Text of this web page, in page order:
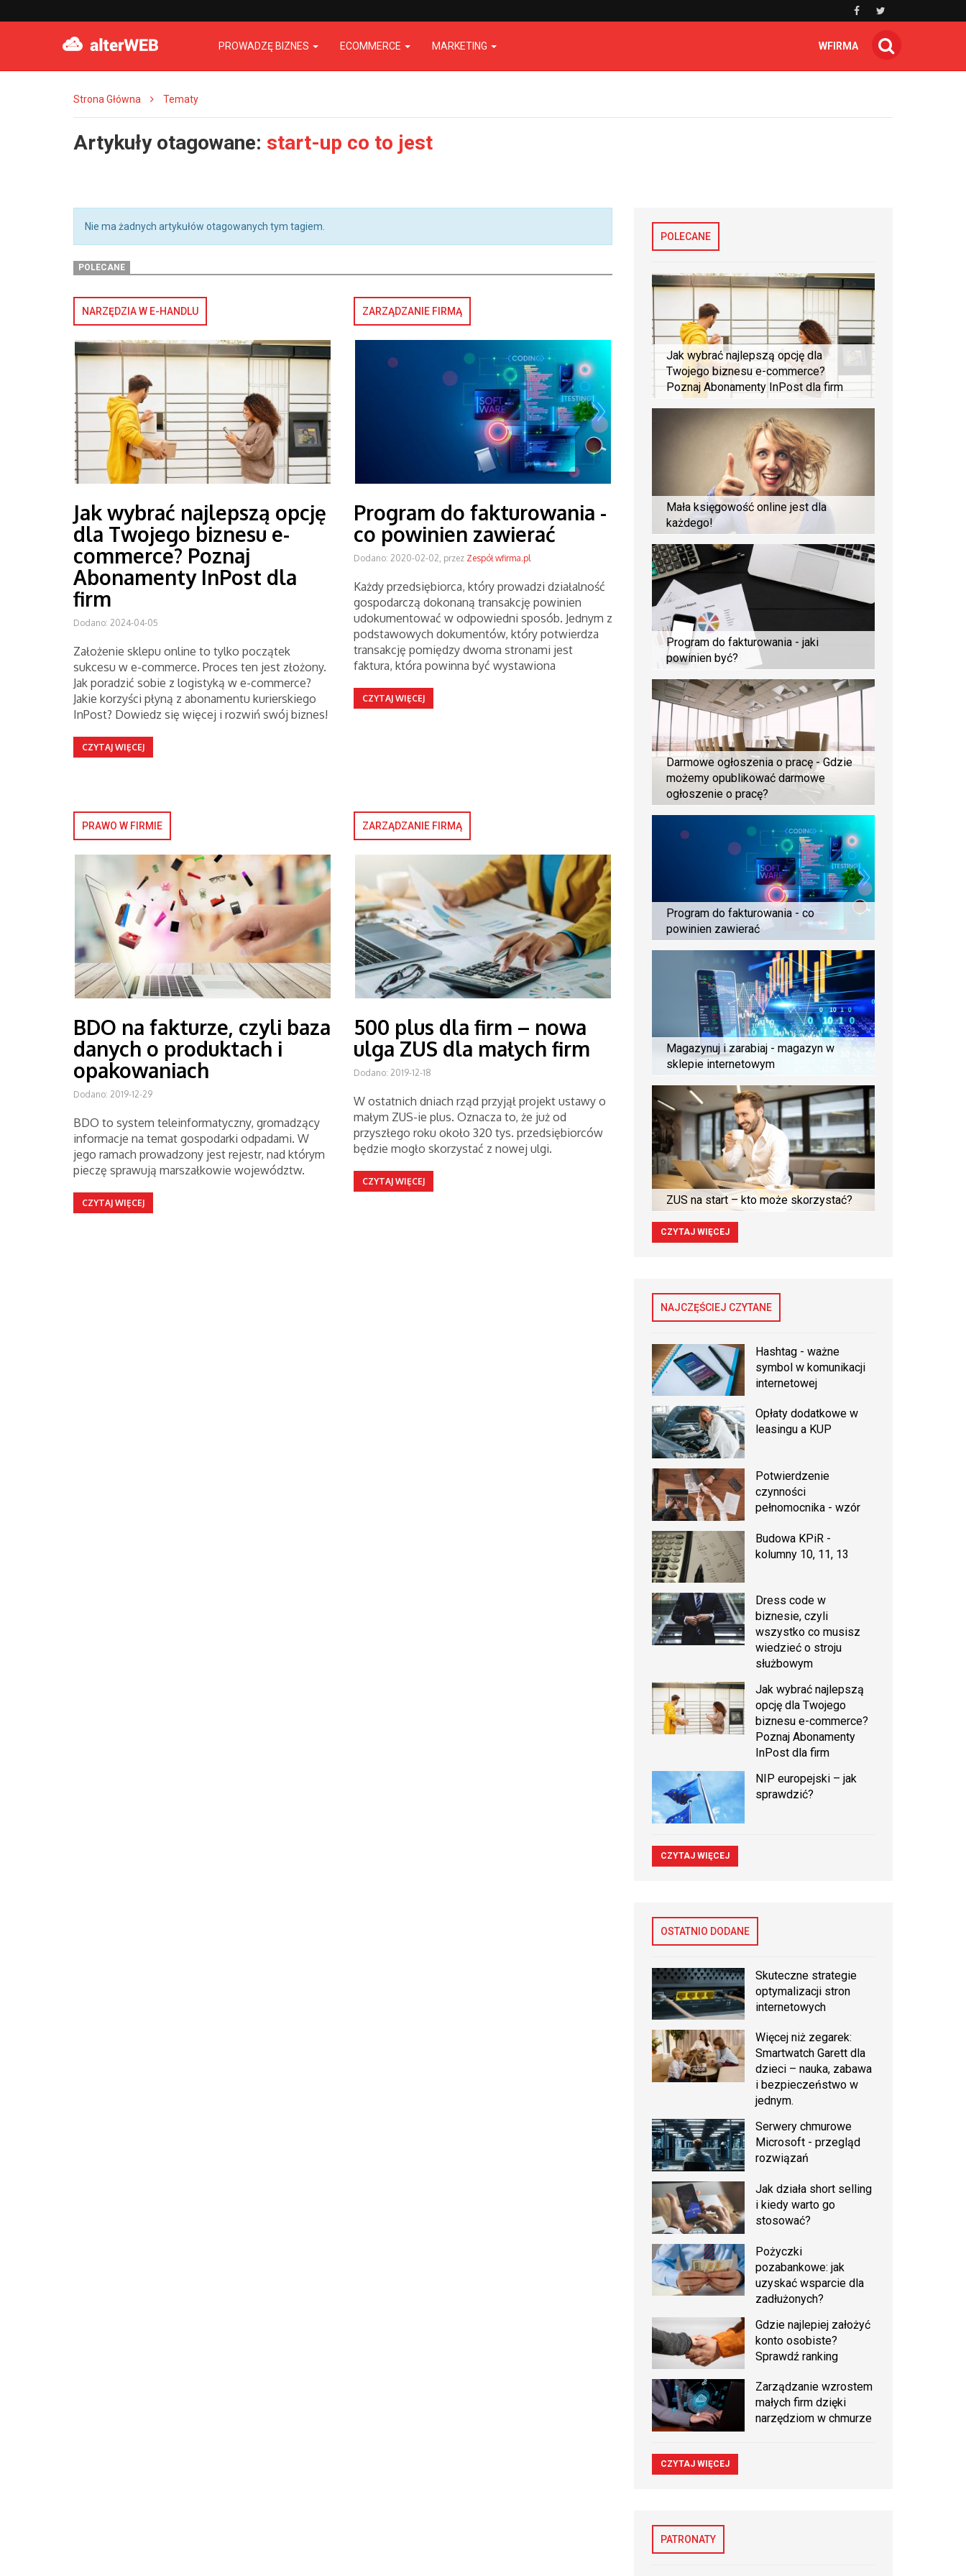
PROWADZĘ BIZNES ECOMMERCE MARKETING WFIRMA
Strona Główna Tematy
Artykuły otagowane: start-up co to jest
Nie ma żadnych artykułów otagowanych tym tagiem.
POLECANE
NARZĘDZIA W E-HANDLU
Jak wybrać najlepszą opcję
dla Twojego biznesu e-
commerce? Poznaj
Abonamenty InPost dla
firm
Dodano: 2024-04-05
Założenie sklepu online to tylko początek
sukcesu w e-commerce. Proces ten jest złożony.
Jak poradzić sobie z logistyką w e-commerce?
Jakie korzyści płyną z abonamentu kurierskiego
InPost? Dowiedz się więcej i rozwiń swój biznes!
CZYTAJ WIĘCEJ
ZARZĄDZANIE FIRMĄ
Program do fakturowania -
co powinien zawierać
Dodano: 2020-02-02, przez Zespół wfirma.pl
Każdy przedsiębiorca, który prowadzi działalność
gospodarczą dokonaną transakcję powinien
udokumentować w odpowiedni sposób. Jednym z
podstawowych dokumentów, który potwierdza
transakcję pomiędzy dwoma stronami jest
faktura, która powinna być wystawiona
CZYTAJ WIĘCEJ
PRAWO W FIRMIE
BDO na fakturze, czyli baza
danych o produktach i
opakowaniach
Dodano: 2019-12-29
BDO to system teleinformatyczny, gromadzący
informacje na temat gospodarki odpadami. W
jego ramach prowadzony jest rejestr, nad którym
pieczę sprawują marszałkowie województw.
CZYTAJ WIĘCEJ
ZARZĄDZANIE FIRMĄ
500 plus dla firm – nowa
ulga ZUS dla małych firm
Dodano: 2019-12-18
W ostatnich dniach rząd przyjął projekt ustawy o
małym ZUS-ie plus. Oznacza to, że już od
przyszłego roku około 320 tys. przedsiębiorców
będzie mogło skorzystać z nowej ulgi.
CZYTAJ WIĘCEJ
POLECANE
Jak wybrać najlepszą opcję dla
Twojego biznesu e-commerce?
Poznaj Abonamenty InPost dla firm
Mała księgowość online jest dla
każdego!
Program do fakturowania - jaki
powinien być?
Darmowe ogłoszenia o pracę - Gdzie
możemy opublikować darmowe
ogłoszenie o pracę?
Program do fakturowania - co
powinien zawierać
Magazynuj i zarabiaj - magazyn w
sklepie internetowym
ZUS na start – kto może skorzystać?
CZYTAJ WIĘCEJ
NAJCZĘŚCIEJ CZYTANE
Hashtag - ważne
symbol w komunikacji
internetowej
Opłaty dodatkowe w
leasingu a KUP
Potwierdzenie
czynności
pełnomocnika - wzór
Budowa KPiR -
kolumny 10, 11, 13
Dress code w
biznesie, czyli
wszystko co musisz
wiedzieć o stroju
służbowym
Jak wybrać najlepszą
opcję dla Twojego
biznesu e-commerce?
Poznaj Abonamenty
InPost dla firm
NIP europejski – jak
sprawdzić?
CZYTAJ WIĘCEJ
OSTATNIO DODANE
Skuteczne strategie
optymalizacji stron
internetowych
Więcej niż zegarek:
Smartwatch Garett dla
dzieci – nauka, zabawa
i bezpieczeństwo w
jednym.
Serwery chmurowe
Microsoft - przegląd
rozwiązań
Jak działa short selling
i kiedy warto go
stosować?
Pożyczki
pozabankowe: jak
uzyskać wsparcie dla
zadłużonych?
Gdzie najlepiej założyć
konto osobiste?
Sprawdź ranking
Zarządzanie wzrostem
małych firm dzięki
narzędziom w chmurze
CZYTAJ WIĘCEJ
PATRONATY